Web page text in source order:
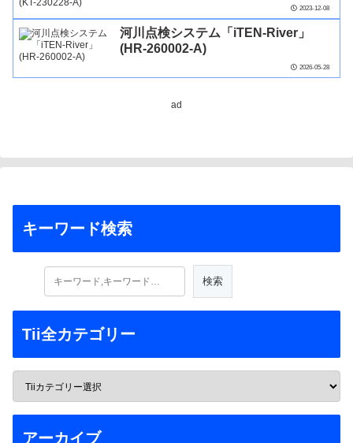
2023-12-08
河川点検システム「iTEN-River」
(HR-260002-A)
2026-05-28
ad
キーワード検索
Tii全カテゴリー
アーカイブ